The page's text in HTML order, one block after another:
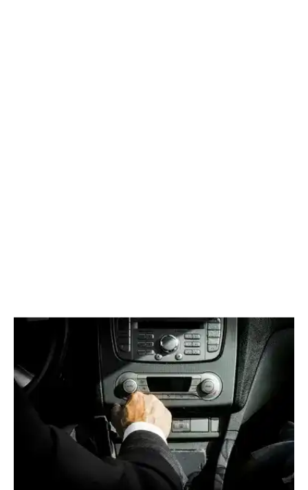
Avec chauffeur
Recherche fourgon avec
conducteur (3h)
Avec chauffeur